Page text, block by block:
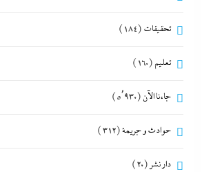
تحقيقات (184)
تعليم (160)
جاءنا الآن (5٬930)
حوادث و جريمة(312)
دار نشر (20)